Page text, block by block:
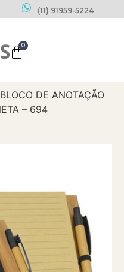
(11) 91959-5224
0
DE ANOTAÇÃO
– 694